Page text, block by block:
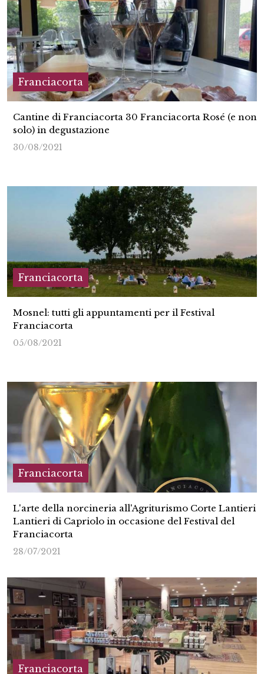
Franciacorta
Cantine di Franciacorta 30 Franciacorta Rosé (e non
solo) in degustazione
30/08/2021
Franciacorta
Mosnel: tutti gli appuntamenti per il Festival
Franciacorta
05/08/2021
Franciacorta
L'arte della norcineria all'Agriturismo Corte Lantieri
Lantieri di Capriolo in occasione del Festival del
Franciacorta
28/07/2021
Franciacorta